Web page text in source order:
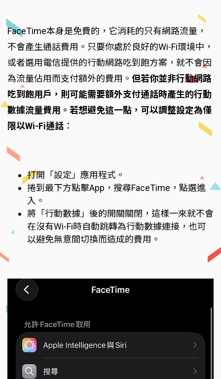
FaceTime本身是免費的，它消耗的只有網路流量，
不會產生通話費用。只要你處於良好的Wi-Fi環境中，
或者選用電信提供的行動網路吃到飽方案，就不會因
為流量佔用而支付額外的費用。 但若你並非行動網路
吃到飽用戶，則可能需要額外支付通話時產生的行動
數據流量費用。若想避免這一點，可以調整設定為僅
限以Wi-Fi通話 ：
打開「設定」應用程式。
捲到最下方點擊App，搜尋FaceTime，點選進
入。
將「行動數據」後的開關關閉，這樣一來就不會
在沒有Wi-Fi時自動跳轉為行動數據連接，也可
以避免無意間切換而造成的費用。